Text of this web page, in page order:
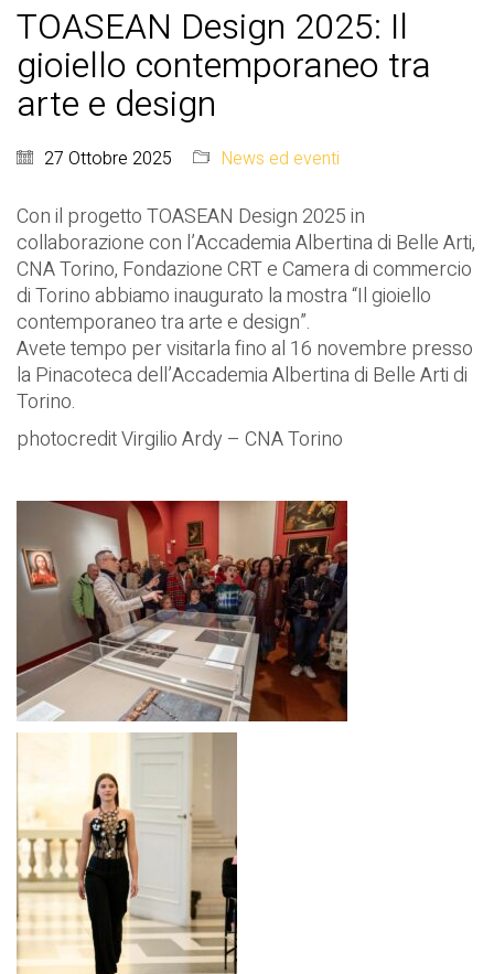
TOASEAN Design 2025: Il
gioiello contemporaneo tra
arte e design
27 Ottobre 2025 News ed eventi
Con il progetto TOASEAN Design 2025 in
collaborazione con l’Accademia Albertina di Belle Arti,
CNA Torino, Fondazione CRT e Camera di commercio
di Torino abbiamo inaugurato la mostra “Il gioiello
contemporaneo tra arte e design”.
Avete tempo per visitarla fino al 16 novembre presso
la Pinacoteca dell’Accademia Albertina di Belle Arti di
Torino.
photocredit Virgilio Ardy – CNA Torino